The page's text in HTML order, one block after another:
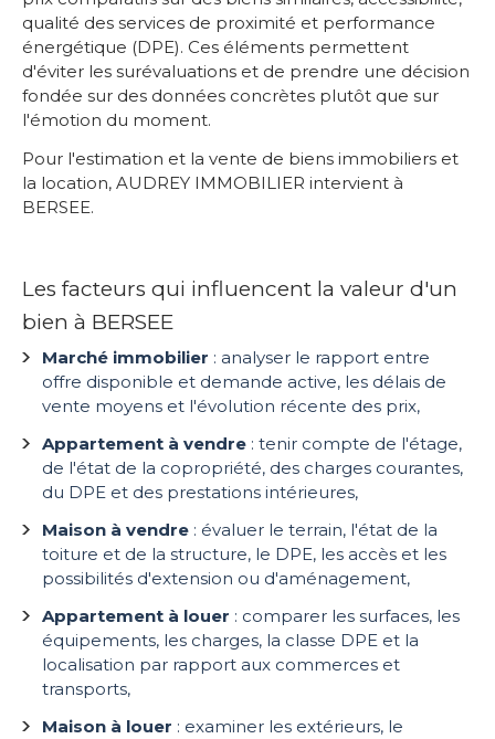
qualité des services de proximité et performance
énergétique (DPE). Ces éléments permettent
d'éviter les surévaluations et de prendre une décision
fondée sur des données concrètes plutôt que sur
l'émotion du moment.
Pour l'estimation et la vente de biens immobiliers et
la location, AUDREY IMMOBILIER intervient à
BERSEE.
Les facteurs qui influencent la valeur d'un
bien à BERSEE
Marché immobilier : analyser le rapport entre
offre disponible et demande active, les délais de
vente moyens et l'évolution récente des prix,
Appartement à vendre : tenir compte de l'étage,
de l'état de la copropriété, des charges courantes,
du DPE et des prestations intérieures,
Maison à vendre : évaluer le terrain, l'état de la
toiture et de la structure, le DPE, les accès et les
possibilités d'extension ou d'aménagement,
Appartement à louer : comparer les surfaces, les
équipements, les charges, la classe DPE et la
localisation par rapport aux commerces et
transports,
Maison à louer : examiner les extérieurs, le